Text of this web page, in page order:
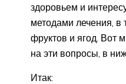
здоровьем и
методами лечения,
фруктов и ягод. Вот
на эти вопросы, в
Итак: